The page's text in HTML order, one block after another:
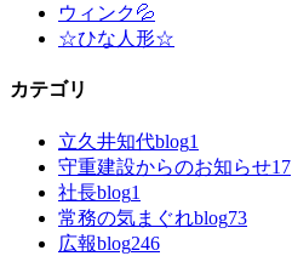
ウィンク💦
☆ひな人形☆
カテゴリ
立久井知代blog1
守重建設からのお知らせ17
社長blog1
常務の気まぐれblog73
広報blog246